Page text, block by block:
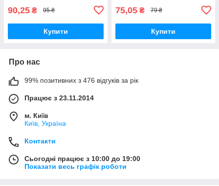
90,25 ₴ 95 ₴
Купити
75,05 ₴ 79 ₴
Купити
Про нас
99% позитивних з 476 відгуків за рік
Працює з 23.11.2014
м. Київ
Київ, Україна
Контакти
Сьогодні працює з 10:00 до 19:00
Показати весь графік роботи